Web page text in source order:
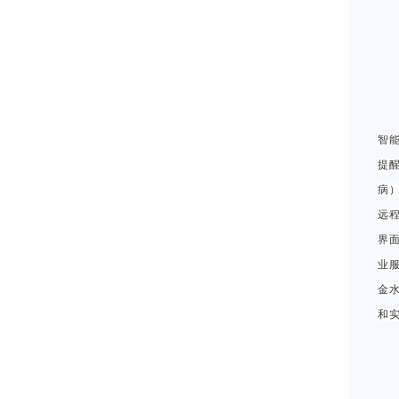
智
提
病
远
界
业
金
和